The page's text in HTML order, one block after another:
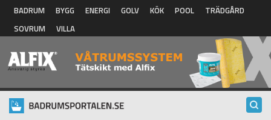
Hoppa till huvudinnehåll
BADRUM BYGG ENERGI GOLV KÖK POOL
TRÄDGÅRD
SOVRUM
VILLA